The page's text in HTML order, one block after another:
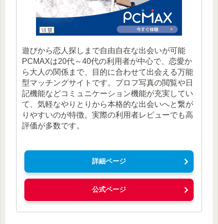
遊びから恋人探しまで自由自在な出会いが可能
PCMAXは20代～40代の利用者が中心で、恋愛か
ら大人の関係まで、目的に合わせて出会える万能
型マッチングサイトです。プロフ写真の閲覧や日
記機能などコミュニケーション機能が充実してい
て、気軽なやりとりから本格的な出会いへと繋が
りやすいのが特徴。実際の利用者レビューでも高
評価が多数です。
詳細ページ
公式ページ